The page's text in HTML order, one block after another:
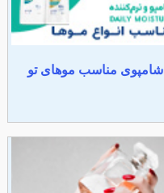
شامپوی مناسب موهای تو